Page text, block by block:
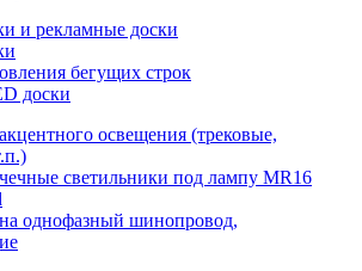
и рекламные доски
бегущих строк
доски
освещения (трековые,
светильники под лампу MR16
однофазный шинопровод,